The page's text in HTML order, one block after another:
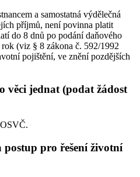
a samostatná výdělečná
příjmů, není povinna platit
do 8 dnů po podání daňového
(viz § 8 zákona č. 592/1992
pojištění, ve znění pozdějších
věci jednat (podat žádost
pro řešení životní